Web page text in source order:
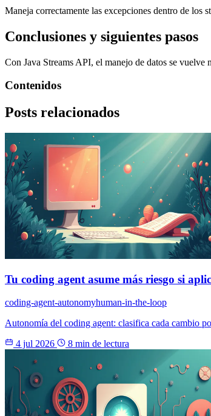
Maneja correctamente las excepciones dentro de los
Conclusiones y siguientes pasos
Con Java Streams API, el manejo de datos se vuelve
Contenidos
Posts relacionados
Tu coding agent asume más riesgo si
coding-agent-autonomyhuman-in-the-loop
Autonomía del coding agent: clasifica cada cambio
4 jul 2026
8 min de lectura